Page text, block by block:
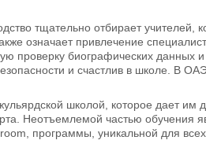
тщательно отбирает учителей,
означает привлечение
проверку биографических данных и
и счастлив в школе. В
школой, которое дает им
Неотъемлемой частью обучения
программы, уникальной для